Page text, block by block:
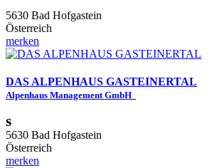
5630 Bad Hofgastein
Österreich
merken
DAS ALPENHAUS GASTEINERTAL
Alpenhaus Management GmbH
s
5630 Bad Hofgastein
Österreich
merken